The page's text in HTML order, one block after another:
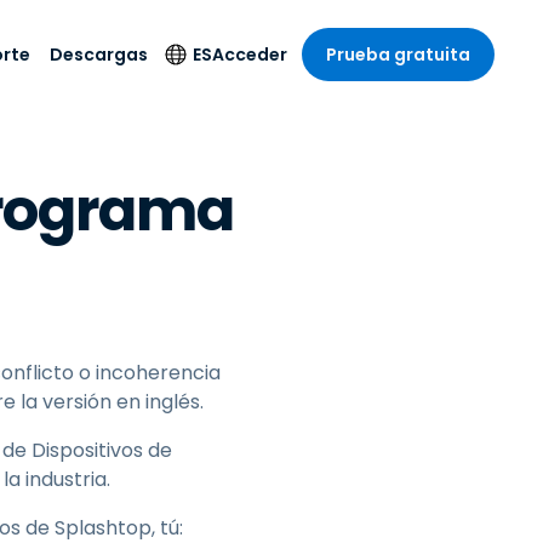
de
y
con
Antivirus
Wi-Fi de Foxpass
Espacio de trabajo
entretenimiento
y Diseño
entretenimiento
sectores
sistema
Descargas ES
English
Italiano
Nederlands
Português
繁體中文
Acceder Prueba gratuita
o incoherencia
la versión en inglés.
Dispositivos de
industria.
de Splashtop, tú: